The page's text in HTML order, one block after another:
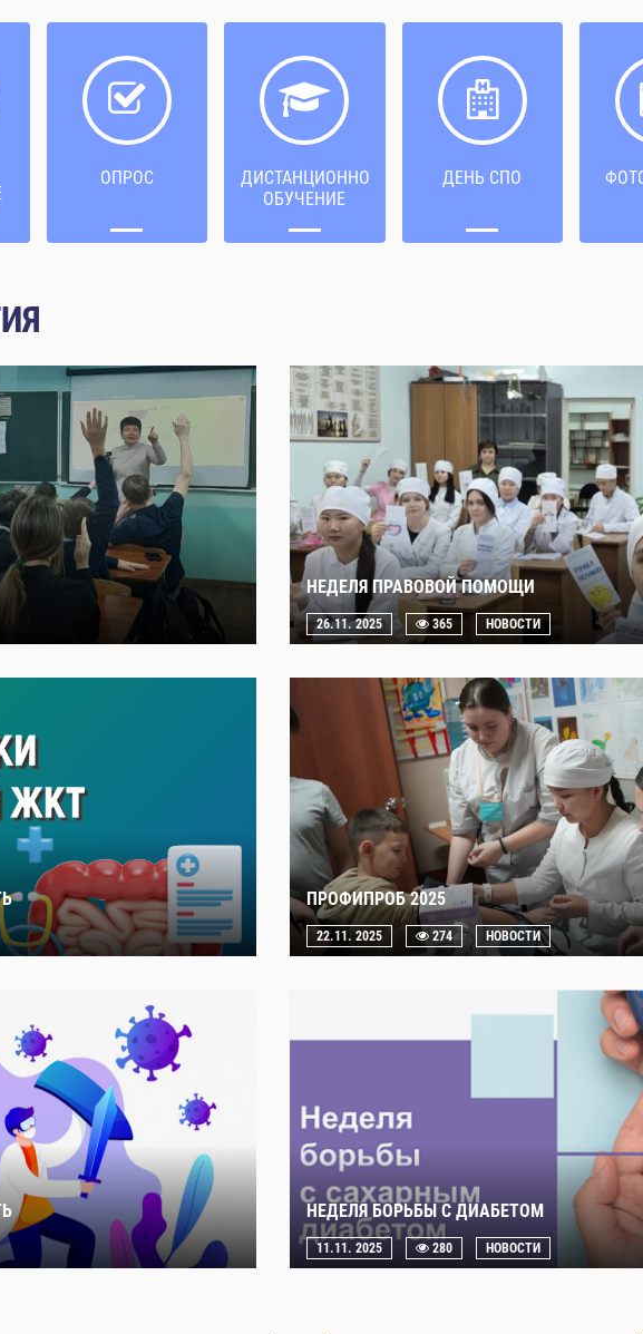
ОПРОС
ДИСТАНЦИОННОЕ
ОБУЧЕНИЕ
ДЕНЬ СПО
НЕДЕЛЯ ПРАВОВОЙ ПОМОЩИ
26.11. 2025 365 НОВОСТИ
ПРОФИПРОБ 2025
22.11. 2025 274 НОВОСТИ
НЕДЕЛЯ БОРЬБЫ С ДИАБЕТОМ
11.11. 2025 280 НОВОСТИ